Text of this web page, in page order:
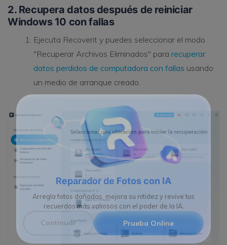
Reparador de Fotos con IA
Arregla fotos dañadas, mejora su nitidez y revive tus
recuerdos más valiosos con el poder de la IA.
Continuar Prueba Online
2. Recupera datos después de reiniciar
Windows 10 con fallas
Ejecuta Recoverit y puedes seleccionar el modo
"Recuperar Archivos Eliminados" para recuperar
datos perdidos de computadora con fallas usando
un medio de arranque creado.